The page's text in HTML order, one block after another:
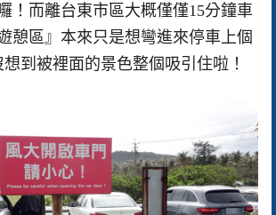
！而離台東市區大概僅僅15分鐘車
憩區』本來只是想彎進來停車上個
到被裡面的景色整個吸引住啦！